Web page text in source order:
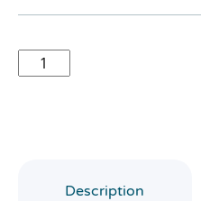
quantité
de
Description